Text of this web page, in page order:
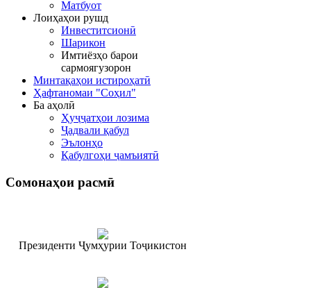
Матбуот
Лоиҳаҳои рушд
Инвеститсионӣ
Шарикон
Имтиёзҳо барои
сармоягузорон
Минтақаҳои истироҳатӣ
Ҳафтаномаи "Соҳил"
Ба аҳолӣ
Ҳуҷҷатҳои лозима
Ҷадвали қабул
Эълонҳо
Қабулгоҳи ҷамъиятӣ
Сомонаҳои расмӣ
Президенти Ҷумҳурии Тоҷикистон